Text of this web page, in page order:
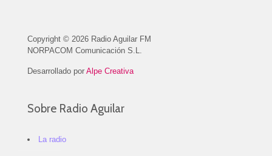
Copyright © 2026 Radio Aguilar FM
NORPACOM Comunicación S.L.
Desarrollado por Alpe Creativa
Sobre Radio Aguilar
La radio